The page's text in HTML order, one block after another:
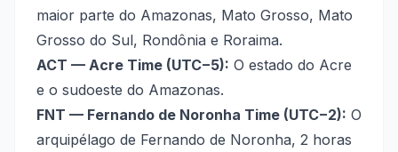
maior parte do Amazonas, Mato Grosso, Mato
Grosso do Sul, Rondônia e Roraima.
ACT — Acre Time (UTC−5): O estado do Acre
e o sudoeste do Amazonas.
FNT — Fernando de Noronha Time (UTC−2): O
arquipélago de Fernando de Noronha, 2 horas